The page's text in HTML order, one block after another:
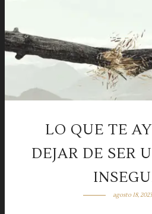
LO QUE TE
DEJAR DE SER
agosto 18,